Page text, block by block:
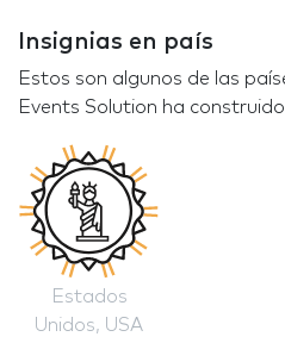
Insignias en país
Estos son algunos de las
Events Solution ha
Estados
Unidos, USA